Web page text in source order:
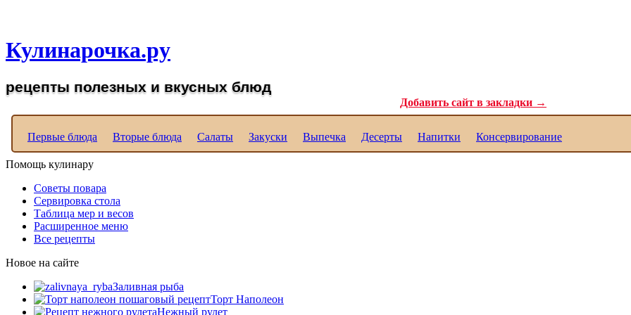
Кулинарочка.ру
рецепты полезных и вкусных блюд
Добавить сайт в закладки →
Первые блюда Вторые блюда Салаты Закуски Выпечка Десерты Напитки Консервирование
Помощь кулинару
Советы повара
Сервировка стола
Таблица мер и весов
Расширенное меню
Все рецепты
Новое на сайте
Заливная рыба
Торт Наполеон
Нежный рулет